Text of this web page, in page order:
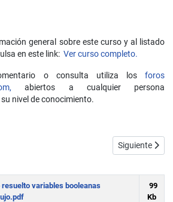
general sobre este curso y al listado
en este link: Ver curso completo.
o consulta utiliza losforos
abiertos a cualquier persona
nivel de conocimiento.
y utilidad de los interruptores. Control
Artículo
Siguiente
variables booleanas
99
Kb